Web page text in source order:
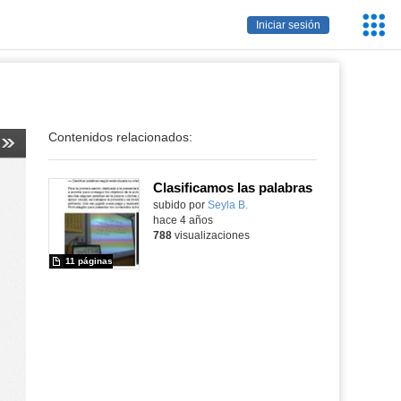
Iniciar sesión
Contenidos relacionados:
Clasificamos las palabras
Contenido educativo.
subido por Seyla B.
11 páginas
hace 4 años
788visualizaciones